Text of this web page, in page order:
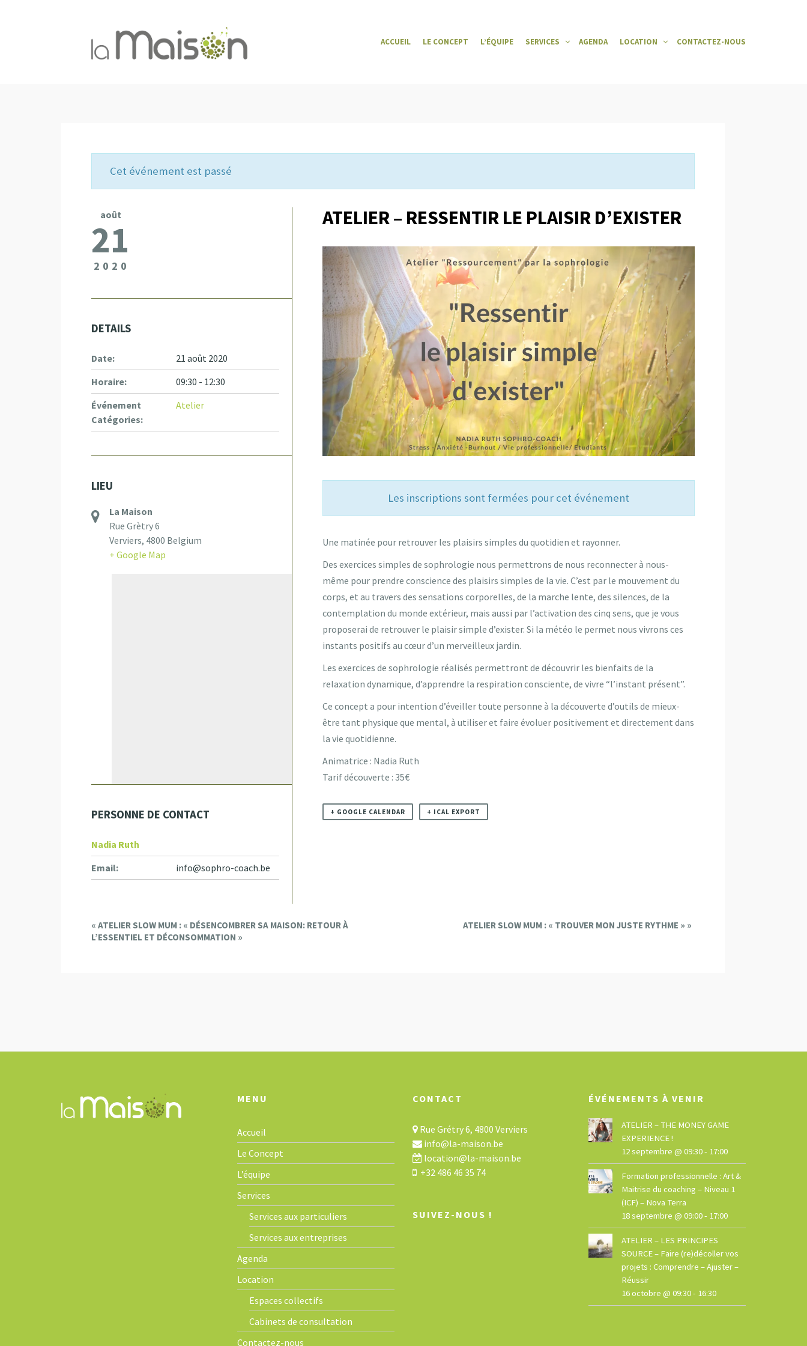
ACCUEIL LE CONCEPT L’ÉQUIPE SERVICES AGENDA LOCATION CONTACTEZ-NOUS
Cet événement est passé
ATELIER – RESSENTIR LE PLAISIR D’EXISTER
Les inscriptions sont fermées pour cet événement
Une matinée pour retrouver les plaisirs simples du quotidien et rayonner.
Des exercices simples de sophrologie nous permettrons de nous reconnecter à nous-
même pour prendre conscience des plaisirs simples de la vie. C’est par le mouvement du
corps, et au travers des sensations corporelles, de la marche lente, des silences, de la
contemplation du monde extérieur, mais aussi par l’activation des cinq sens, que je vous
proposerai de retrouver le plaisir simple d’exister. Si la météo le permet nous vivrons ces
instants positifs au cœur d’un merveilleux jardin.
Les exercices de sophrologie réalisés permettront de découvrir les bienfaits de la
relaxation dynamique, d’apprendre la respiration consciente, de vivre “l’instant présent”.
Ce concept a pour intention d’éveiller toute personne à la découverte d’outils de mieux-
être tant physique que mental, à utiliser et faire évoluer positivement et directement dans
la vie quotidienne.
Animatrice : Nadia Ruth
Tarif découverte : 35€
+ GOOGLE CALENDAR + ICAL EXPORT
août
21
2020
DETAILS
Date:
21 août 2020
Horaire:
09:30 - 12:30
Événement
Catégories:
Atelier
LIEU
La Maison
Rue Grètry 6
Verviers, 4800 Belgium
+ Google Map
PERSONNE DE CONTACT
Nadia Ruth
Email:
info@sophro-coach.be
E
v
i
t
i
« ATELIER SLOW MUM : « DÉSENCOMBRER SA MAISON: RETOUR À
L’ESSENTIEL ET DÉCONSOMMATION »
ATELIER SLOW MUM : « TROUVER MON JUSTE RYTHME » »
MENU
Accueil
Le Concept
L’équipe
Services
Services aux particuliers
Services aux entreprises
Agenda
Location
Espaces collectifs
Cabinets de consultation
Contactez-nous
CONTACT
Rue Grétry 6, 4800 Verviers
info@la-maison.be
location@la-maison.be
+32 486 46 35 74
SUIVEZ-NOUS !
ÉVÉNEMENTS À VENIR
ATELIER – THE MONEY GAME
EXPERIENCE !
12 septembre @ 09:30- 17:00
Formation professionnelle : Art &
Maitrise du coaching – Niveau 1
(ICF) – Nova Terra
18 septembre @ 09:00- 17:00
ATELIER – LES PRINCIPES
SOURCE – Faire (re)décoller vos
projets : Comprendre – Ajuster –
Réussir
16 octobre @ 09:30- 16:30